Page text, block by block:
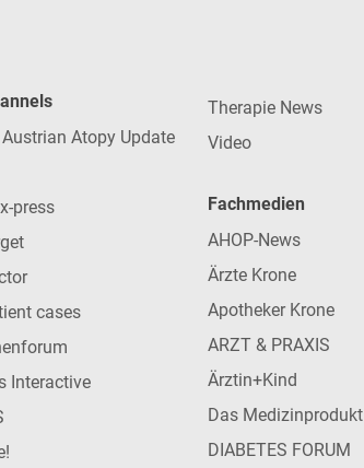
Atopy Update
press
cases
Interactive
Therapie News
Video
Fachmedien
AHOP-News
Ärzte Krone
Apotheker Krone
ARZT & PRAXIS
Ärztin+Kind
Das Medizinprodukt
DIABETES FORUM